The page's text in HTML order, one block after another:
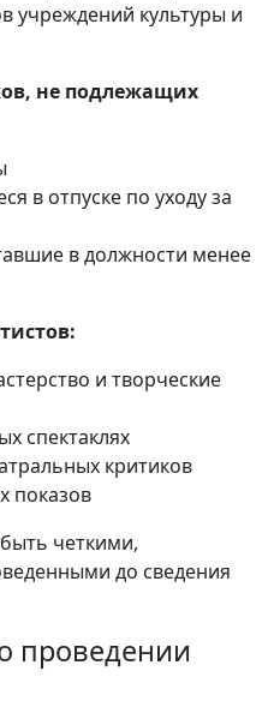
учреждений культуры и
не подлежащих
в отпуске по уходу за
в должности менее
и творческие
спектаклях
критиков
показов
четкими,
до сведения
проведении